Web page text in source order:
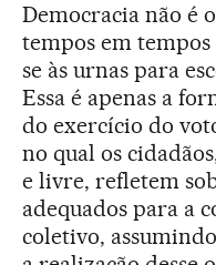
Democracia não é
tempos em
se às urnas para
Essa é apenas a
do exercício do
no qual os
e livre, refletem
adequados para a
coletivo,